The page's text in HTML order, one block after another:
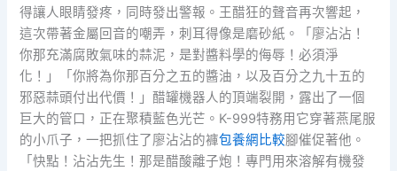
得讓人眼睛發疼，同時發出警報。王醋狂的聲音再次響起，
這次帶著金屬回音的嘲弄，刺耳得像是磨砂紙。「廖沾沾！
你那充滿腐敗氣味的蒜泥，是對醬料學的侮辱！必須淨
化！」「你將為你那百分之五的醬油，以及百分之九十五的
邪惡蒜頭付出代價！」醋罐機器人的頂端裂開，露出了一個
巨大的管口，正在聚積藍色光芒。K-999特務用它穿著燕尾服
的小爪子，一把抓住了廖沾沾的褲包養網比較腳催促著他。
「快點！沾沾先生！那是醋酸離子炮！專門用來溶解有機發